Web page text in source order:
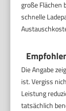
große Flächen
schnelle
Die Angabe
ist. Vergiss
Leistung
tatsächlich